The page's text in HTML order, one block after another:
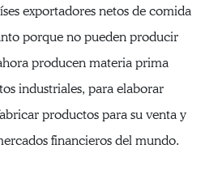
exportadores netos de comida
porque no pueden producir
producen materia prima
industriales, para elaborar
productos para su venta y
financieros del mundo.